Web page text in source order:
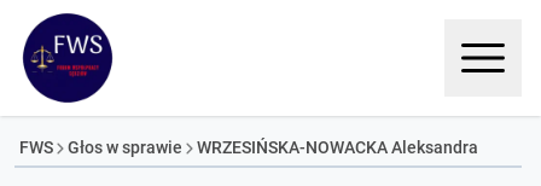
FWS Głos w sprawie WRZESIŃSKA-NOWACKA Aleksandra